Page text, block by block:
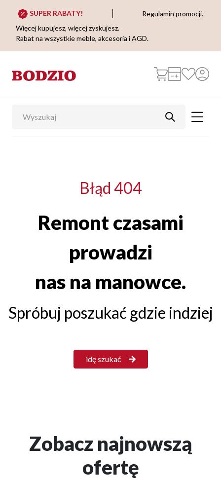
SUPER RABATY!
Regulamin promocji.
Więcej kupujesz, więcej zyskujesz.
Rabat na wszystkie meble, akcesoria i AGD.
Błąd 404
Remont czasami
prowadzi
nas na manowce.
Spróbuj poszukać gdzie indziej
idę szukać
Zobacz najnowszą
ofertę